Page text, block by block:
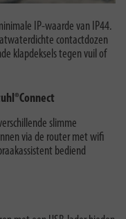
IP-waarde van IP44.
contactdozen
klapdeksels tegen vuil of
slimme
via de router met wifi
bediend